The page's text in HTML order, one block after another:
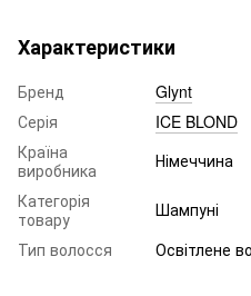
Характеристики
Бренд
Glynt
Серія
ICE BLOND
Країна
виробника
Німеччина
Категорія
товару
Шампуні
Тип волосся
Освітлене